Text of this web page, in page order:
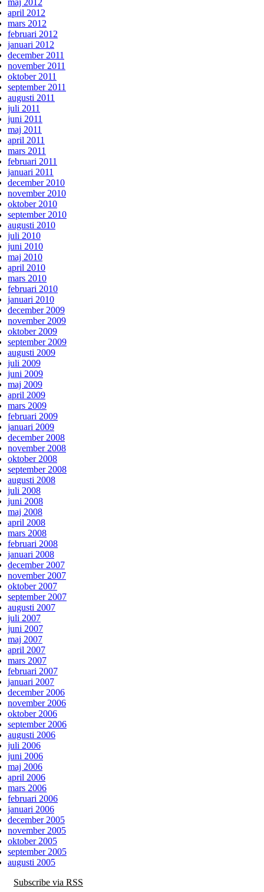
maj 2012
april 2012
mars 2012
februari 2012
januari 2012
december 2011
november 2011
oktober 2011
september 2011
augusti 2011
juli 2011
juni 2011
maj 2011
april 2011
mars 2011
februari 2011
januari 2011
december 2010
november 2010
oktober 2010
september 2010
augusti 2010
juli 2010
juni 2010
maj 2010
april 2010
mars 2010
februari 2010
januari 2010
december 2009
november 2009
oktober 2009
september 2009
augusti 2009
juli 2009
juni 2009
maj 2009
april 2009
mars 2009
februari 2009
januari 2009
december 2008
november 2008
oktober 2008
september 2008
augusti 2008
juli 2008
juni 2008
maj 2008
april 2008
mars 2008
februari 2008
januari 2008
december 2007
november 2007
oktober 2007
september 2007
augusti 2007
juli 2007
juni 2007
maj 2007
april 2007
mars 2007
februari 2007
januari 2007
december 2006
november 2006
oktober 2006
september 2006
augusti 2006
juli 2006
juni 2006
maj 2006
april 2006
mars 2006
februari 2006
januari 2006
december 2005
november 2005
oktober 2005
september 2005
augusti 2005
Subscribe via RSS